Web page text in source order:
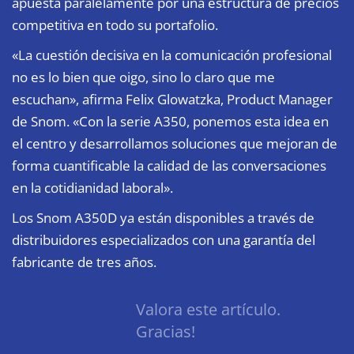
competitiva en todo su portafolio.
«La cuestión decisiva en la comunicación profesional
no es lo bien que oigo, sino lo claro que me
escuchan», afirma Felix Glowatzka, Product Manager
de Snom. «Con la serie A350, ponemos esta idea en
el centro y desarrollamos soluciones que mejoran de
forma cuantificable la calidad de las conversaciones
en la cotidianidad laboral».
Los Snom A350D ya están disponibles a través de
distribuidores especializados con una garantía del
fabricante de tres años.
Valora este artículo.
Gracias!